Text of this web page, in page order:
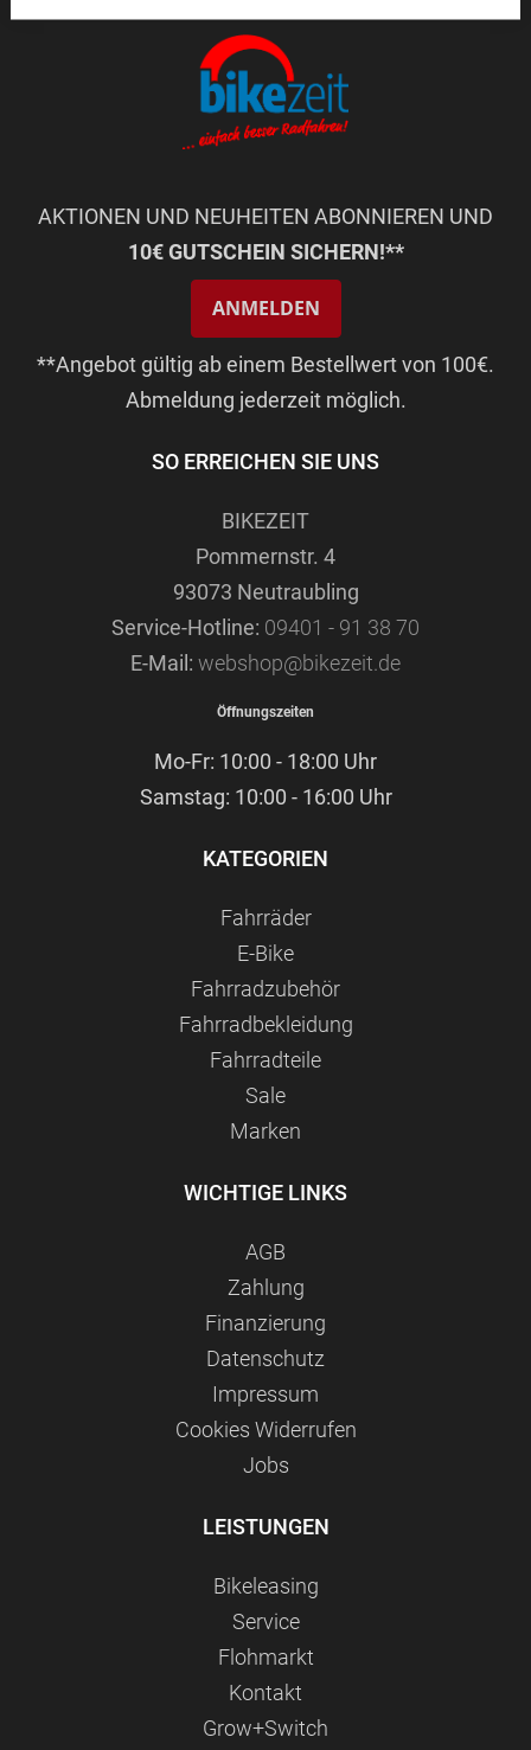
AKTIONEN UND NEUHEITEN ABONNIEREN UND
10€ GUTSCHEIN SICHERN!**
ANMELDEN
**Angebot gültig ab einem Bestellwert von 100€.
Abmeldung jederzeit möglich.
SO ERREICHEN SIE UNS
BIKEZEIT
Pommernstr. 4
93073 Neutraubling
Service-Hotline: 09401 - 91 38 70
E-Mail: webshop@bikezeit.de
Öffnungszeiten
Mo-Fr: 10:00 - 18:00 Uhr
Samstag: 10:00 - 16:00 Uhr
KATEGORIEN
Fahrräder
E-Bike
Fahrradzubehör
Fahrradbekleidung
Fahrradteile
Sale
Marken
WICHTIGE LINKS
AGB
Zahlung
Finanzierung
Datenschutz
Impressum
Сookies Widerrufen
Jobs
LEISTUNGEN
Bikeleasing
Service
Flohmarkt
Kontakt
Grow+Switch